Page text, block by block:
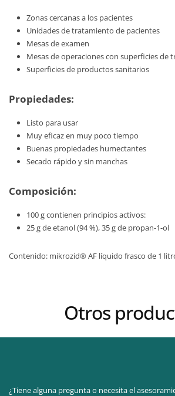
Zonas cercanas a los pacientes
Unidades de tratamiento de pacientes
Mesas de examen
Mesas de operaciones con superficies de
Superficies de productos sanitarios
Propiedades:
Listo para usar
Muy eficaz en muy poco tiempo
Buenas propiedades humectantes
Secado rápido y sin manchas
Composición:
100 g contienen principios activos:
25 g de etanol (94 %), 35 g de propan-1-ol
Contenido: mikrozid® AF líquido frasco de 1
Otros
¿Tiene alguna pregunta o necesita el